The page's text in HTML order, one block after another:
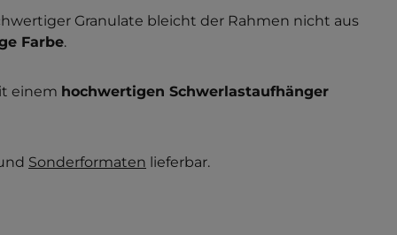
Granulate bleicht der Rahmen nicht aus
Farbe.
einem hochwertigen Schwerlastaufhänger
Sonderformaten lieferbar.